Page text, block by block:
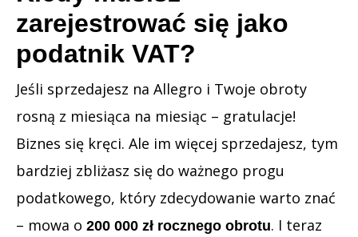
zarejestrować się jako
podatnik VAT?
Jeśli sprzedajesz na Allegro i Twoje obroty
rosną z miesiąca na miesiąc – gratulacje!
Biznes się kręci. Ale im więcej sprzedajesz, tym
bardziej zbliżasz się do ważnego progu
podatkowego, który zdecydowanie warto znać
– mowa o 200 000 zł rocznego obrotu. I teraz